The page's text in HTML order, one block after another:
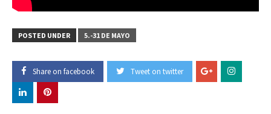
POSTED UNDER 5.-31 DE MAYO
Share on facebook Tweet on twitter